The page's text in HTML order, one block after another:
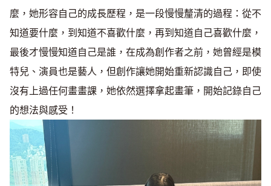
麼，她形容自己的成長歷程，是一段慢慢釐清的過程：從不
知道要什麼，到知道不喜歡什麼，再到知道自己喜歡什麼，
最後才慢慢知道自己是誰，在成為創作者之前，她曾經是模
特兒、演員也是藝人，但創作讓她開始重新認識自己，即使
沒有上過任何畫畫課，她依然選擇拿起畫筆，開始記錄自己
的想法與感受！